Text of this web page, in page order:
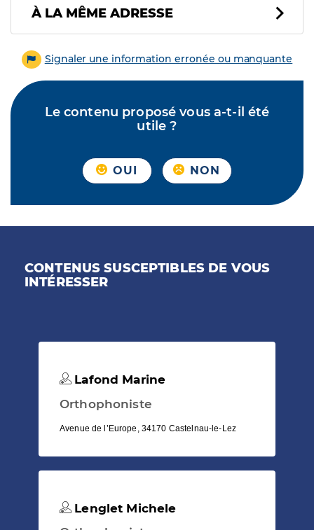
À LA MÊME ADRESSE
Signaler une information erronée ou manquante
Le contenu proposé vous a-t-il été
utile ?
OUI NON
CONTENUS SUSCEPTIBLES DE VOUS
INTÉRESSER
Lafond Marine
Orthophoniste
Avenue de l’Europe, 34170 Castelnau-le-Lez
Lenglet Michele